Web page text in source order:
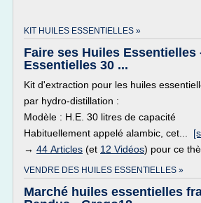
KIT HUILES ESSENTIELLES »
Faire ses Huiles Essentielles
Essentielles 30 ...
Kit d'extraction pour les huiles
par hydro-distillation :
Modèle : H.E. 30 litres de capacité
Habituellement appelé alambic, cet...
→ 44 Articles (et 12 Vidéos) pour ce
VENDRE DES HUILES ESSENTIELLES »
Marché huiles essentielles